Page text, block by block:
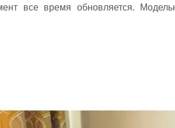
все время обновляется.